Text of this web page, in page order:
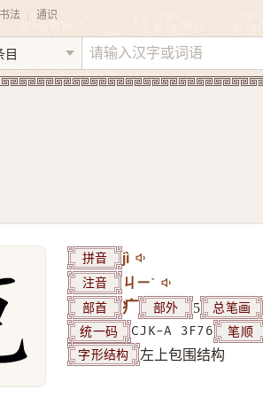
书法 通识
拼音 jì
注音 ㄐㄧˋ
部首 疒 部外 5 总笔画
统一码 CJK-A 3F76 笔顺
字形结构 左上包围结构